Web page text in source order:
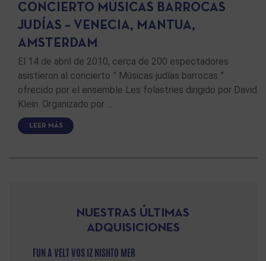
CONCIERTO MÚSICAS BARROCAS
JUDÍAS – VENECIA, MANTUA,
AMSTERDAM
El 14 de abril de 2010, cerca de 200 espectadores
asistieron al concierto ” Músicas judías barrocas ”
ofrecido por el ensemble Les folastries dirigido por David
Klein. Organizado por …
LEER MÁS
NUESTRAS ÚLTIMAS
ADQUISICIONES
FUN A VELT VOS IZ NISHTO MER